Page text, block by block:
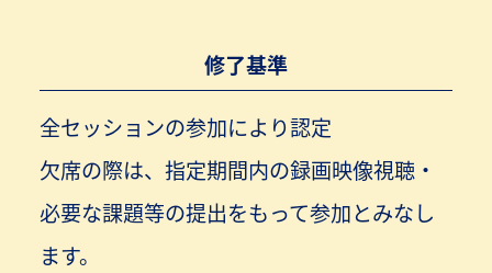
修了基準
全セッションの参加により認定
欠席の際は、指定期間内の録画映像視聴・
必要な課題等の提出をもって参加とみなし
ます。